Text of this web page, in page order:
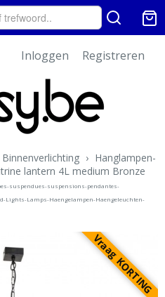
Inloggen Registreren
› Hanglampen-
lantern 4L medium Bronze
suspendues-suspensions-pendantes-
Lights-Lamps-Haengelampen-Haengeleuchten-
Vraag KORTING